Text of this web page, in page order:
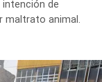
leña
la
intención de
maltrato animal.